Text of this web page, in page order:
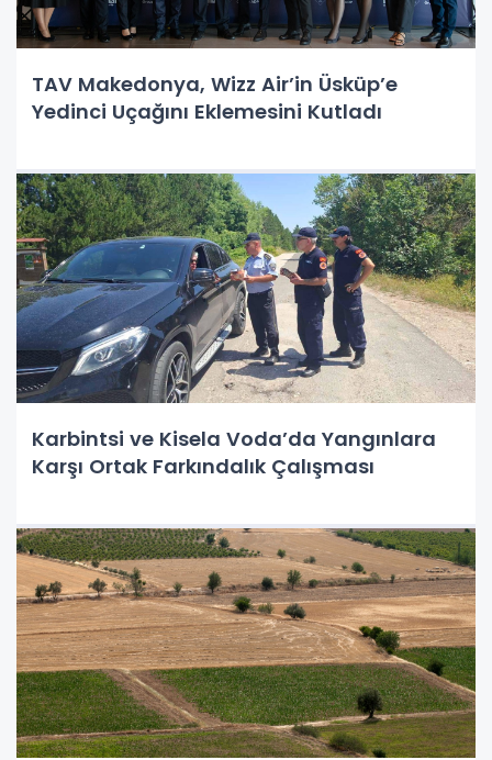
TAV Makedonya, Wizz Air’in Üsküp’e
Yedinci Uçağını Eklemesini Kutladı
Karbintsi ve Kisela Voda’da Yangınlara
Karşı Ortak Farkındalık Çalışması